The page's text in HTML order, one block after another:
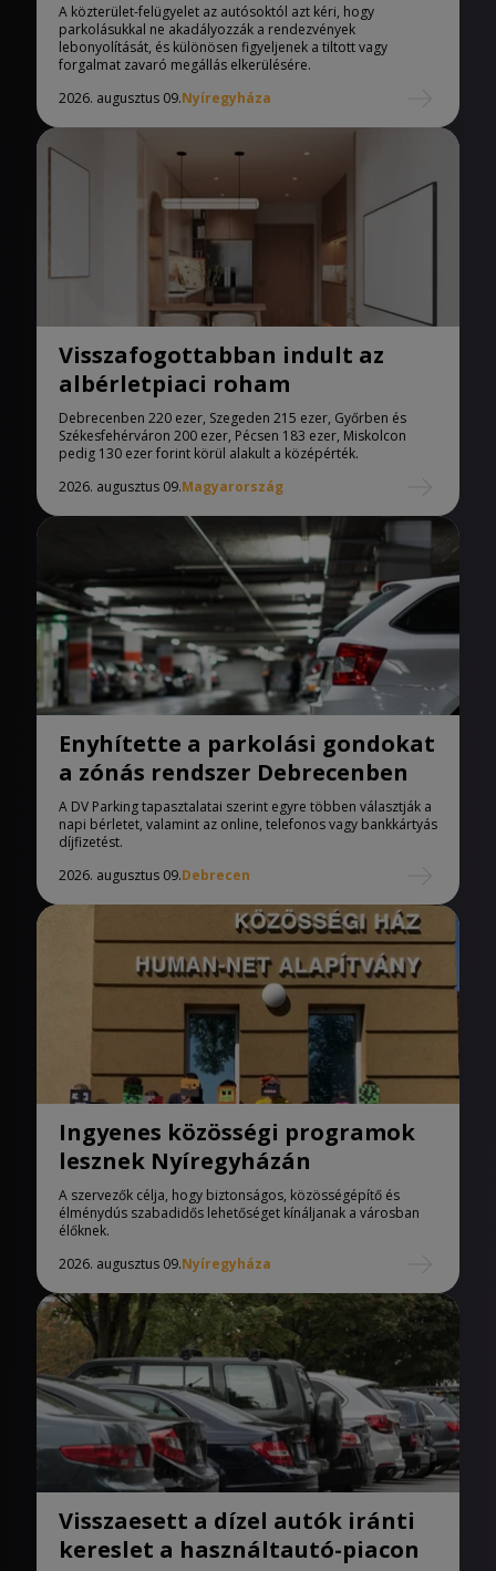
A közterület-felügyelet az autósoktól azt kéri, hogy
parkolásukkal ne akadályozzák a rendezvények
lebonyolítását, és különösen figyeljenek a tiltott vagy
forgalmat zavaró megállás elkerülésére.
2026. augusztus 09.Nyíregyháza
Visszafogottabban indult az
albérletpiaci roham
Debrecenben 220 ezer, Szegeden 215 ezer, Győrben és
Székesfehérváron 200 ezer, Pécsen 183 ezer, Miskolcon
pedig 130 ezer forint körül alakult a középérték.
2026. augusztus 09.Magyarország
Enyhítette a parkolási gondokat
a zónás rendszer Debrecenben
A DV Parking tapasztalatai szerint egyre többen választják a
napi bérletet, valamint az online, telefonos vagy bankkártyás
díjfizetést.
2026. augusztus 09.Debrecen
Ingyenes közösségi programok
lesznek Nyíregyházán
A szervezők célja, hogy biztonságos, közösségépítő és
élménydús szabadidős lehetőséget kínáljanak a városban
élőknek.
2026. augusztus 09.Nyíregyháza
Visszaesett a dízel autók iránti
kereslet a használtautó-piacon